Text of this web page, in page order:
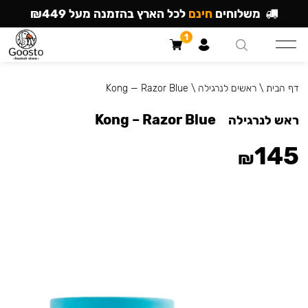
דף הבית \ראשים לנרגילה \
Kong — Razor Blue
ראש לנרגילה Kong – Razor Blue
₪145
משלוחים חינם לכל הארץ בהזמנה מעל ₪449
1